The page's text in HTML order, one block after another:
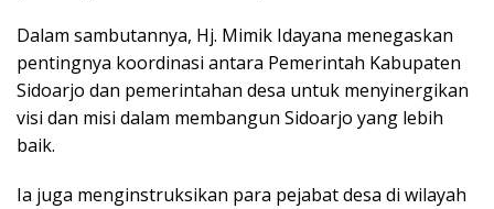
Dalam sambutannya, Hj. Mimik Idayana menegaskan
pentingnya koordinasi antara Pemerintah Kabupaten
Sidoarjo dan pemerintahan desa untuk menyinergikan
visi dan misi dalam membangun Sidoarjo yang lebih
baik.
Ia juga menginstruksikan para pejabat desa di wilayah